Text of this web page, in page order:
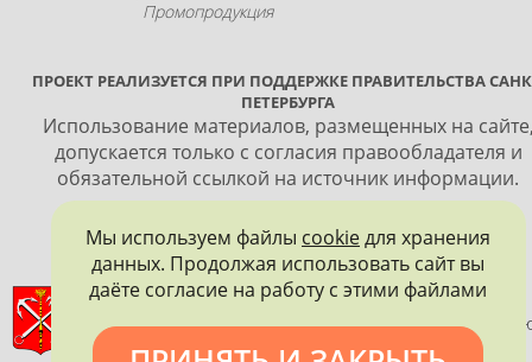
Промопродукция
ПРОЕКТ РЕАЛИЗУЕТСЯ ПРИ ПОДДЕРЖКЕ ПРАВИТЕЛЬСТВА
ПЕТЕРБУРГА
Использование материалов, размещенных на
допускается только с согласия правообладателя и
обязательной ссылкой на источник информации.
ПРАВИТЕЛЬСТВО САНКТ-ПЕТЕРБУРГА
КОМИТЕТ ПО ГОСУДАРСТВЕННОМУ КОНТРОЛЮ,
И ОХРАНЕ ПАМЯТНИКОВ ИСТОРИИ И КУЛЬТУРЫ
Мы используем файлы cookieдля хранения
данных. Продолжая использовать сайт вы
даёте согласие на работу с этими файлами